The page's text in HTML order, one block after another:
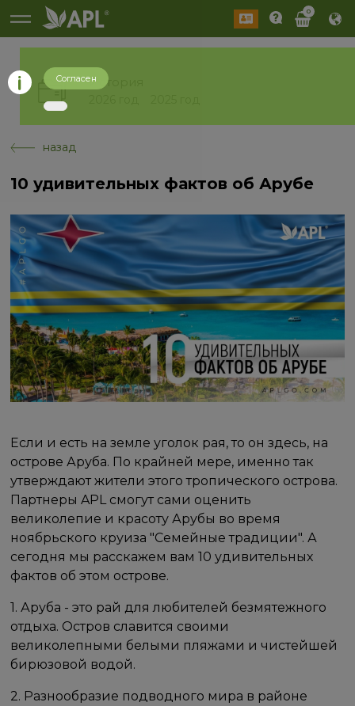
0
История
назад
10 удивительных фактов об Арубе
Если и есть на земле уголок рая, то он здесь, на
острове Аруба. По крайней мере, именно так
утверждают жители этого тропического острова.
Партнеры APL смогут сами оценить
великолепие и красоту Арубы во время
ноябрьского круиза "Семейные традиции". А
сегодня мы расскажем вам 10 удивительных
фактов об этом острове.
1. Аруба - это рай для любителей безмятежного
отдыха. Остров славится своими
великолепными белыми пляжами и чистейшей
бирюзовой водой.
2. Разнообразие подводного мира в районе
Согласен